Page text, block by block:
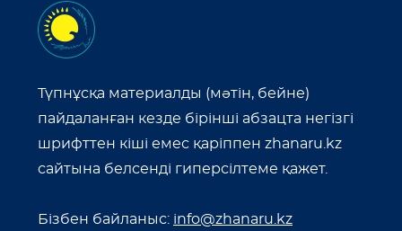
Түпнұсқа материалды (мәтін, бейне)
пайдаланған кезде бірінші абзацта негізгі
шрифттен кіші емес қаріппен zhanaru.kz
сайтына белсенді гиперсілтеме қажет.
Бізбен байланыс: info@zhanaru.kz